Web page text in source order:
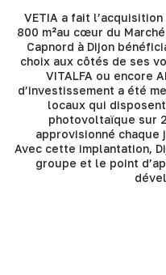
VETIA a fait
800 m²au cœur du
Capnord à Dijon
choix aux côtés de ses
VITALFA ou encore
d’investissement a été
locaux qui
photovoltaïque sur
approvisionné
Avec cette implantation,
groupe et le point